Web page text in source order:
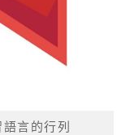
言的行列